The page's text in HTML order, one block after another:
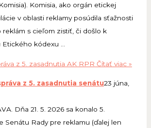
Komisia, ako orgán etickej
v oblasti reklamy posúdila sťažnosti
reklám s cieľom zistiť, či došlo k
kódexu …
z 5. zasadnutia AK RPR Čítať viac »
z 5. zasadnutia senátu23 júna,
Dňa 21. 5. 2026 sa konalo 5.
Senátu Rady pre reklamu (ďalej len